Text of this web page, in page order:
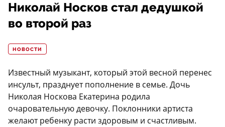
Николай Носков стал дедушкой
во второй раз
НОВОСТИ
Известный музыкант, который этой весной перенес
инсульт, празднует пополнение в семье. Дочь
Николая Носкова Екатерина родила
очаровательную девочку. Поклонники артиста
желают ребенку расти здоровым и счастливым.